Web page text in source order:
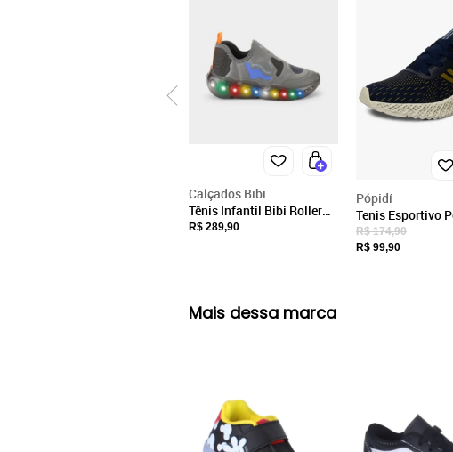
Calçados Bibi
Tênis Infantil Bibi Roller
Celebration 3.0 Cinza de
R$ 289,90
Pópidí
Tenis Esportivo
Infantil Menino
R$ 174,90
R$ 99,90
Mais dessa marca